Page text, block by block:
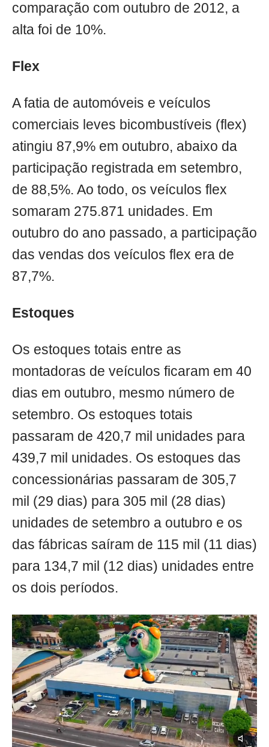
comparação com outubro de 2012, a
alta foi de 10%.
Flex
A fatia de automóveis e veículos
comerciais leves bicombustíveis (flex)
atingiu 87,9% em outubro, abaixo da
participação registrada em setembro,
de 88,5%. Ao todo, os veículos flex
somaram 275.871 unidades. Em
outubro do ano passado, a participação
das vendas dos veículos flex era de
87,7%.
Estoques
Os estoques totais entre as
montadoras de veículos ficaram em 40
dias em outubro, mesmo número de
setembro. Os estoques totais
passaram de 420,7 mil unidades para
439,7 mil unidades. Os estoques das
concessionárias passaram de 305,7
mil (29 dias) para 305 mil (28 dias)
unidades de setembro a outubro e os
das fábricas saíram de 115 mil (11 dias)
para 134,7 mil (12 dias) unidades entre
os dois períodos.